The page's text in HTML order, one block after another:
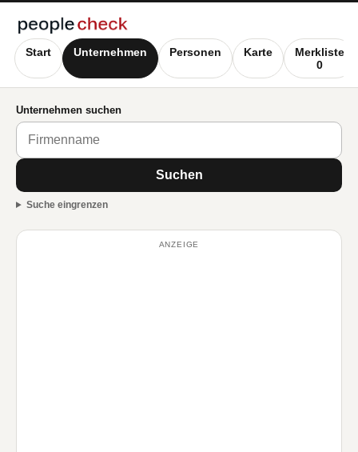
Start Unternehmen Personen Karte
Merkliste
0
Unternehmen suchen
Suchen
Suche eingrenzen
ANZEIGE